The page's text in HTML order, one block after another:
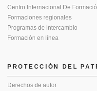
PROTECCIÓN DEL
Derechos de autor
Centro Internacional De
Formaciones regionales
Programas de intercambio
Formación en línea